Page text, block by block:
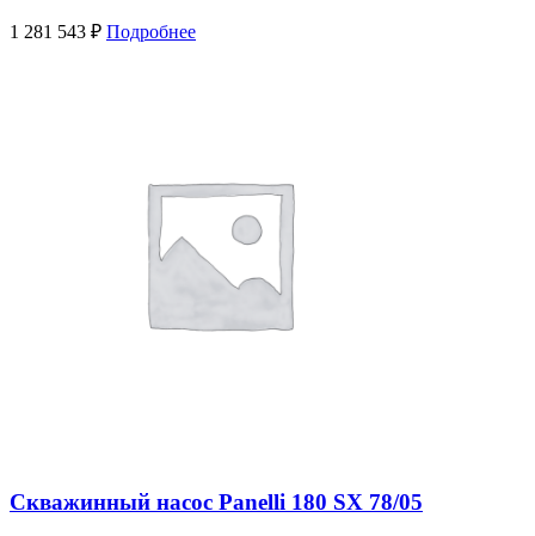
1 281 543 ₽ Подробнее
Скважинный насос Panelli 180 SX 78/05